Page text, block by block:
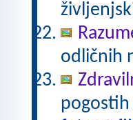
odličnih
pogostih